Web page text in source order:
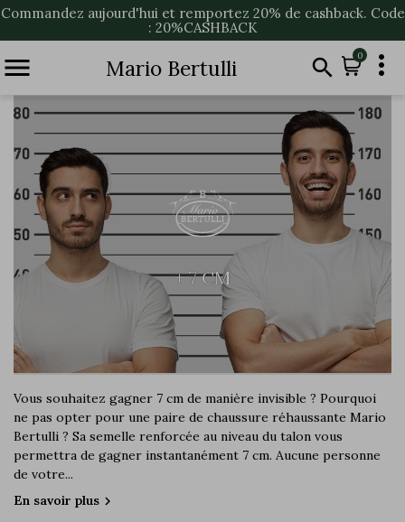
Commandez aujourd'hui et remportez 20% de cashback. Code
: 20%CASHBACK
 Mario Bertulli  0 
+ 7 CM
Vous souhaitez gagner 7 cm de manière invisible ? Pourquoi
ne pas opter pour une paire de chaussure réhaussante Mario
Bertulli ? Sa semelle renforcée au niveau du talon vous
permettra de gagner instantanément 7 cm. Aucune personne
de votre...
En savoir plus chevron_right